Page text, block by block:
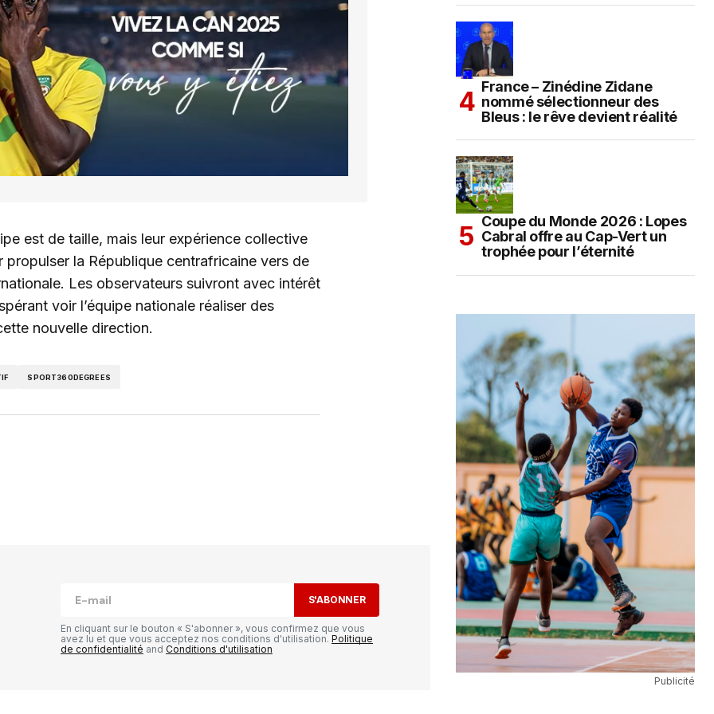
est de taille, mais leur expérience collective
propulser la République centrafricaine vers de
Les observateurs suivront avec intérêt
voir l’équipe nationale réaliser des
nouvelle direction.
SPORT360DEGREES
S'ABONNER
En cliquant sur le bouton « S'abonner », vous confirmez que vous
avez lu et que vous acceptez nos conditions d'utilisation. Politique
de confidentialité and Conditions d'utilisation
France – Zinédine Zidane
nommé sélectionneur des
Bleus : le rêve devient réalité
Coupe du Monde 2026 : Lopes
Cabral offre au Cap-Vert un
trophée pour l’éternité
Publicité